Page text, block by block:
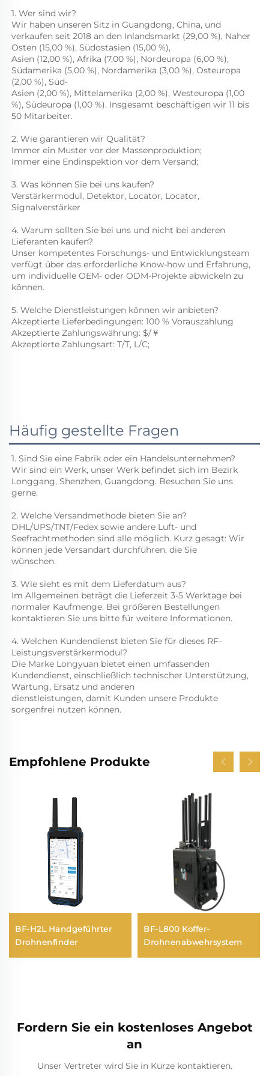
1. Wer sind wir?
Wir haben unseren Sitz in Guangdong, China, und
verkaufen seit 2018 an den Inlandsmarkt (29,00 %), Naher
Osten (15,00 %), Südostasien (15,00 %),
Asien (12,00 %), Afrika (7,00 %), Nordeuropa (6,00 %),
Südamerika (5,00 %), Nordamerika (3,00 %), Osteuropa
(2,00 %), Süd-
Asien (2,00 %), Mittelamerika (2,00 %), Westeuropa (1,00
%), Südeuropa (1,00 %). Insgesamt beschäftigen wir 11 bis
50 Mitarbeiter.
2. Wie garantieren wir Qualität?
Immer ein Muster vor der Massenproduktion;
Immer eine Endinspektion vor dem Versand;
3. Was können Sie bei uns kaufen?
Verstärkermodul, Detektor, Locator, Locator,
Signalverstärker
4. Warum sollten Sie bei uns und nicht bei anderen
Lieferanten kaufen?
Unser kompetentes Forschungs- und Entwicklungsteam
verfügt über das erforderliche Know-how und Erfahrung,
um individuelle OEM- oder ODM-Projekte abwickeln zu
können.
5. Welche Dienstleistungen können wir anbieten?
Akzeptierte Lieferbedingungen: 100 % Vorauszahlung
Akzeptierte Zahlungswährung: $/￥
Akzeptierte Zahlungsart: T/T, L/C;
Häufig gestellte Fragen
1. Sind Sie eine Fabrik oder ein Handelsunternehmen?
Wir sind ein Werk, unser Werk befindet sich im Bezirk
Longgang, Shenzhen, Guangdong. Besuchen Sie uns
gerne.
2. Welche Versandmethode bieten Sie an?
DHL/UPS/TNT/Fedex sowie andere Luft- und
Seefrachtmethoden sind alle möglich. Kurz gesagt: Wir
können jede Versandart durchführen, die Sie
wünschen.
3. Wie sieht es mit dem Lieferdatum aus?
Im Allgemeinen beträgt die Lieferzeit 3-5 Werktage bei
normaler Kaufmenge. Bei größeren Bestellungen
kontaktieren Sie uns bitte für weitere Informationen.
4. Welchen Kundendienst bieten Sie für dieses RF-
Leistungsverstärkermodul?
Die Marke Longyuan bietet einen umfassenden
Kundendienst, einschließlich technischer Unterstützung,
Wartung, Ersatz und anderen
dienstleistungen, damit Kunden unsere Produkte
sorgenfrei nutzen können.
Empfohlene Produkte
BF-H2L Handgeführter
Drohnenfinder
BF-L800 Koffer-
Drohnenabwehrsystem
Fordern Sie ein kostenloses Angebot
an
Unser Vertreter wird Sie in Kürze kontaktieren.